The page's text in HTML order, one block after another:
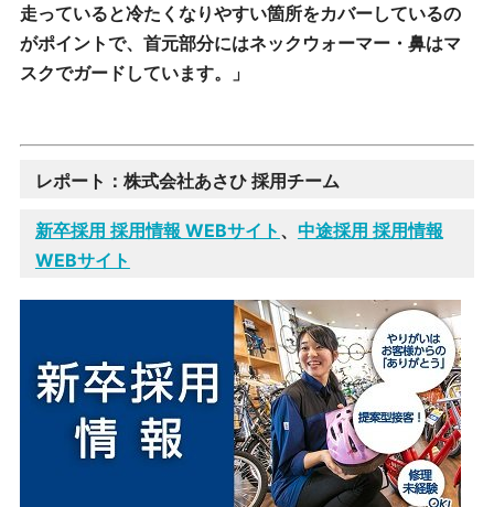
走っていると冷たくなりやすい箇所をカバーしているの
がポイントで、首元部分にはネックウォーマー・鼻はマ
スクでガードしています。」
レポート：株式会社あさひ 採用チーム
新卒採用 採用情報 WEBサイト 、 中途採用 採用情報
WEBサイト